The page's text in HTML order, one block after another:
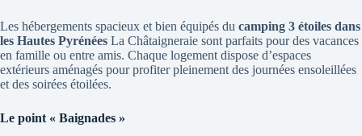
Les hébergements spacieux et bien équipés du camping 3 étoiles dans
les Hautes Pyrénées La Châtaigneraie sont parfaits pour des vacances
en famille ou entre amis. Chaque logement dispose d’espaces
extérieurs aménagés pour profiter pleinement des journées ensoleillées
et des soirées étoilées.
Le point « Baignades »